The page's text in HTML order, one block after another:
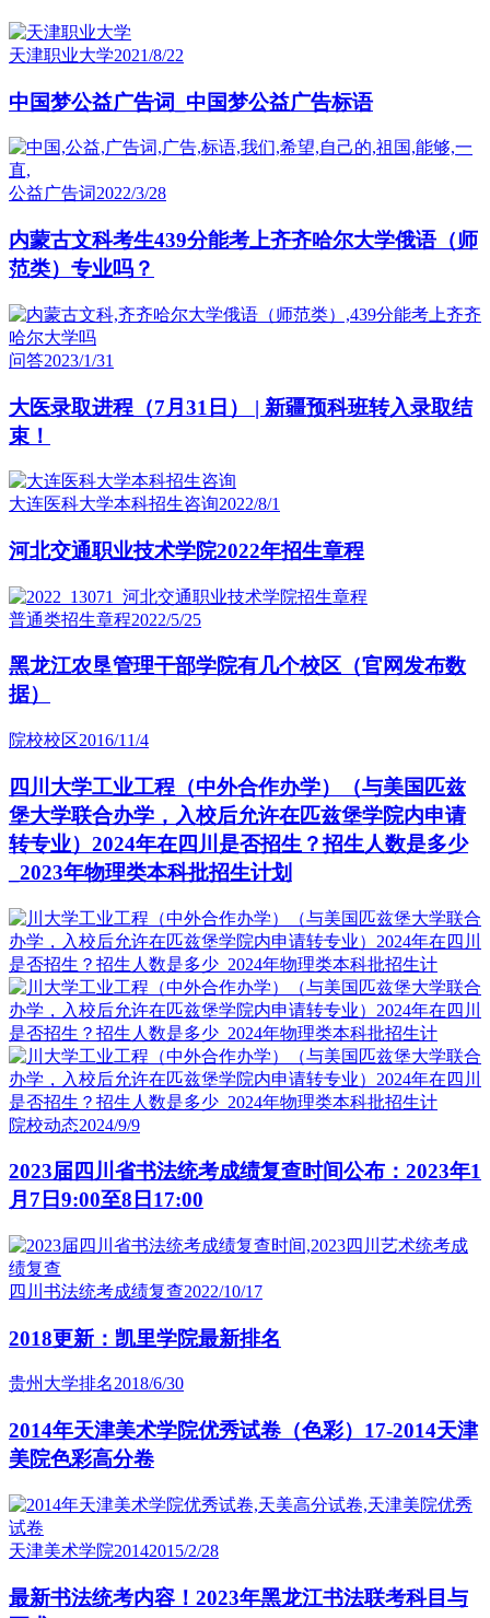
天津职业大学2021/8/22
中国梦公益广告词_中国梦公益广告标语
公益广告词2022/3/28
内蒙古文科考生439分能考上齐齐哈尔大学俄语（师
范类）专业吗？
问答2023/1/31
大医录取进程（7月31日） | 新疆预科班转入录取结
束！
大连医科大学本科招生咨询2022/8/1
河北交通职业技术学院2022年招生章程
普通类招生章程2022/5/25
黑龙江农垦管理干部学院有几个校区（官网发布数
据）
院校校区2016/11/4
四川大学工业工程（中外合作办学）（与美国匹兹
堡大学联合办学，入校后允许在匹兹堡学院内申请
转专业）2024年在四川是否招生？招生人数是多少
_2023年物理类本科批招生计划
院校动态2024/9/9
2023届四川省书法统考成绩复查时间公布：2023年1
月7日9:00至8日17:00
四川书法统考成绩复查2022/10/17
2018更新：凯里学院最新排名
贵州大学排名2018/6/30
2014年天津美术学院优秀试卷（色彩）17-2014天津
美院色彩高分卷
天津美术学院20142015/2/28
最新书法统考内容！2023年黑龙江书法联考科目与